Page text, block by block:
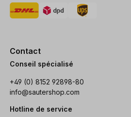
Contact
Conseil spécialisé
+49 (0) 8152 92898-80
info@sautershop.com
Hotline de service